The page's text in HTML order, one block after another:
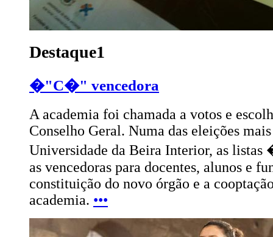
Destaque1
�"C�" vencedora
A academia foi chamada a votos e
Conselho Geral. Numa das eleições
Universidade da Beira Interior, as
as vencedoras para docentes, alunos e
constituição do novo órgão e a
academia. •••